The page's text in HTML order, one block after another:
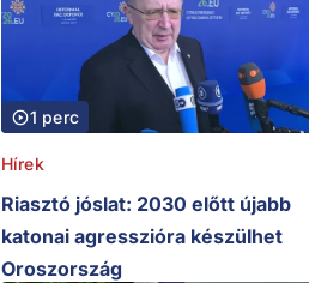
1 perc
Hírek
Riasztó jóslat: 2030 előtt újabb
katonai agresszióra készülhet
Oroszország